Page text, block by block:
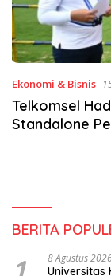
Ekonomi & Bisnis
Telkomsel
Standalone
BERITA
8 Agustus
Universitas